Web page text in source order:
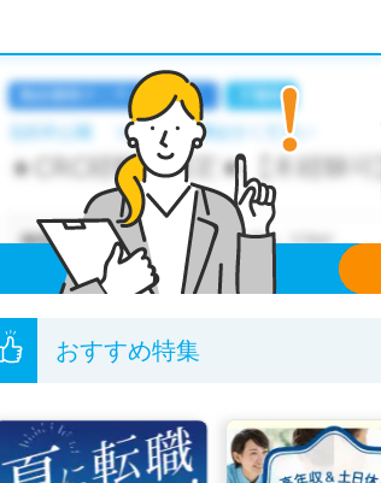
おすすめ特集